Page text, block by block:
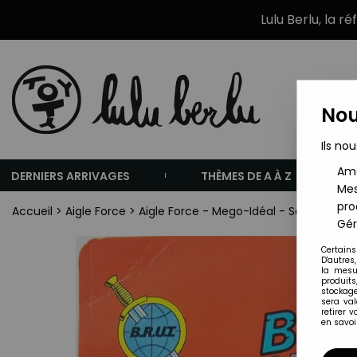
Lulu Berlu, la
DERNIERS ARRIVAGES THÈMES DE A À Z
Accueil > Aigle Force > Aigle Force - Mego-Idéal - Savitar
Ils
la
sera
retirer
en